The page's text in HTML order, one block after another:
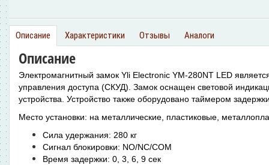
Описание Характеристики Отзывы Аналоги
Описание
Электромагнитный замок Yli Electronic YM-280NT LED
управления доступа (СКУД). Замок оснащен световой
устройства. Устройство также оборудовано таймером
Место установки: на металлические, пластиковые,
Сила удержания: 280 кг
Сигнал блокировки: NO/NC/COM
Время задержки: 0, 3, 6, 9 сек